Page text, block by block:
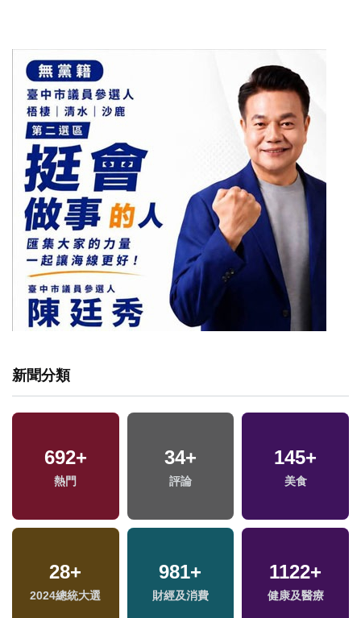
新聞分類
692+
熱門
34+
評論
145+
美食
28+
2024總統大選
981+
財經及消費
1122+
健康及醫療